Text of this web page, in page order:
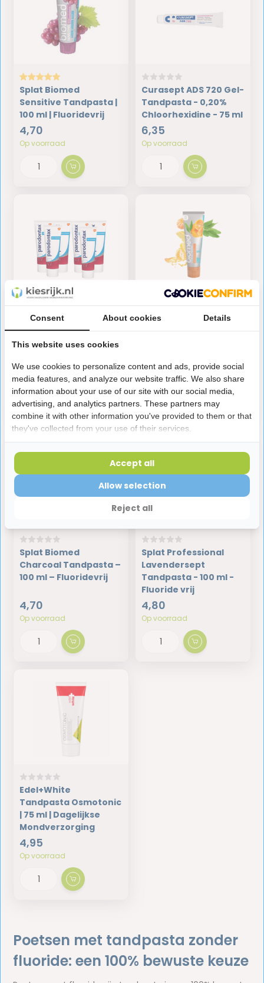
Splat Biomed
Sensitive Tandpasta |
100 ml | Fluoridevrij
4,70
Op voorraad
Curasept ADS 720 Gel-
Tandpasta - 0,20%
Chloorhexidine - 75 ml
6,35
Op voorraad
Parodontax Fluoride
Vrij Tandpasta | 6 x 75
ml
28,50
Op voorraad
Splat Biomed Citrus
4,70
Op voorraad
Splat Biomed
Charcoal Tandpasta –
100 ml – Fluoridevrij
4,70
Op voorraad
Splat Professional
Lavendersept
Tandpasta - 100 ml -
Fluoride vrij
4,80
Op voorraad
Edel+White
Tandpasta Osmotonic
| 75 ml | Dagelijkse
Mondverzorging
4,95
Op voorraad
Poetsen met tandpasta zonder
fluoride: een 100% bewuste keuze
Consent About cookies Details
This website uses cookies
We use cookies to personalize content and ads, provide social
media features, and analyze our website traffic. We also share
information about your use of our site with our social media,
advertising, and analytics partners. These partners may
combine it with other information you've provided to them or that
they've collected from your use of their services.
Reject all
Allow selection
Accept all